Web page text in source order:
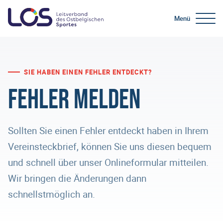
Menü
SIE HABEN EINEN FEHLER ENTDECKT?
Fehler melden
Sollten Sie einen Fehler entdeckt haben in Ihrem
Vereinsteckbrief, können Sie uns diesen bequem
und schnell über unser Onlineformular mitteilen.
Wir bringen die Änderungen dann
schnellstmöglich an.